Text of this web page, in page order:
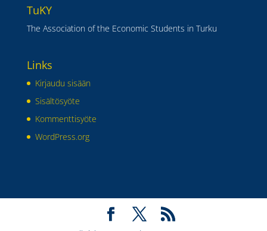
TuKY
The Association of the Economic Students in Turku
Links
Kirjaudu sisään
Sisältösyöte
Kommenttisyöte
WordPress.org